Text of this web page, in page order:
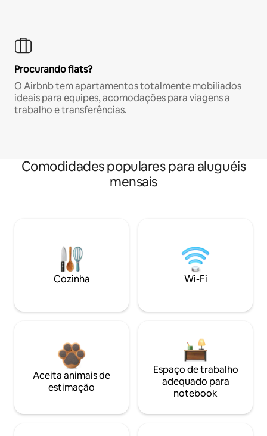
Procurando flats?
O Airbnb tem apartamentos totalmente mobiliados
ideais para equipes, acomodações para viagens a
trabalho e transferências.
Comodidades populares para aluguéis
mensais
Cozinha Wi-Fi
Aceita animais de
estimação
Espaço de trabalho
adequado para
notebook